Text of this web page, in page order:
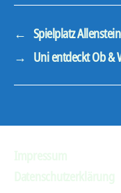
← Spielplatz
→ Uni entdeckt Ob &